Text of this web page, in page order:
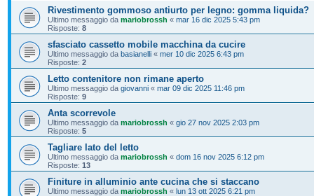
Rivestimento gommoso antiurto per legno: gomma liquida?
Ultimo messaggio da mariobrossh « mar 16 dic 2025 5:43 pm
Risposte: 8
sfasciato cassetto mobile macchina da cucire
Ultimo messaggio da basianelli « mer 10 dic 2025 6:43 pm
Risposte: 2
Letto contenitore non rimane aperto
Ultimo messaggio da giovanni « mar 09 dic 2025 11:46 pm
Risposte: 9
Anta scorrevole
Ultimo messaggio da mariobrossh « gio 27 nov 2025 2:03 pm
Risposte: 5
Tagliare lato del letto
Ultimo messaggio da mariobrossh « dom 16 nov 2025 6:12 pm
Risposte: 13
Finiture in alluminio ante cucina che si staccano
Ultimo messaggio da mariobrossh « lun 13 ott 2025 6:21 pm